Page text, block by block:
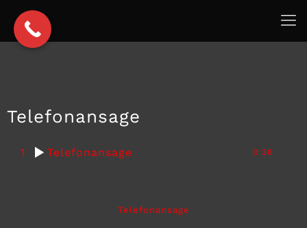
Telefonansage
1 Telefonansage 0:36
Telefonansage